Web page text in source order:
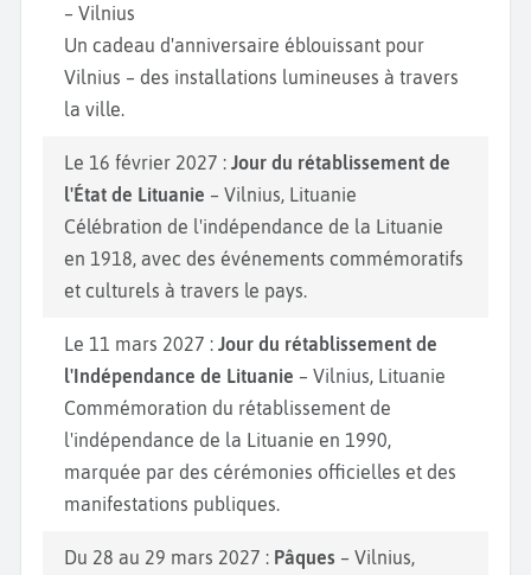
– Vilnius
Un cadeau d'anniversaire éblouissant pour
Vilnius – des installations lumineuses à travers
la ville.
Le 16 février 2027 : Jour du rétablissement de
l'État de Lituanie – Vilnius, Lituanie
Célébration de l'indépendance de la Lituanie
en 1918, avec des événements commémoratifs
et culturels à travers le pays.
Le 11 mars 2027 : Jour du rétablissement de
l'Indépendance de Lituanie – Vilnius, Lituanie
Commémoration du rétablissement de
l'indépendance de la Lituanie en 1990,
marquée par des cérémonies officielles et des
manifestations publiques.
Du 28 au 29 mars 2027 : Pâques – Vilnius,